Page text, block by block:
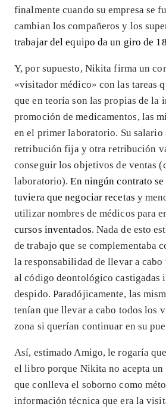
finalmente cuando su empresa se
cambian los compañeros y los
trabajar del equipo da un giro de
Y, por supuesto, Nikita firma un
«visitador médico» con las tareas
que en teoría son las propias de la
promoción de medicamentos, las
en el primer laboratorio. Su salario
retribución fija y otra retribución
conseguir los objetivos de ventas
laboratorio).En ningún contrato
tuviera que negociar recetas y
utilizar nombres de médicos para
cursos inventados. Nada de esto
de trabajo que se complementaba
la responsabilidad de llevar a
al código deontológico castigadas
despido. Paradójicamente, las
tenían que llevar a cabo todos los
zona si querían continuar en su
Así, estimado Amigo, le rogaría
el libro porque Nikita no acepta un
que conlleva el soborno como
información técnica que era la